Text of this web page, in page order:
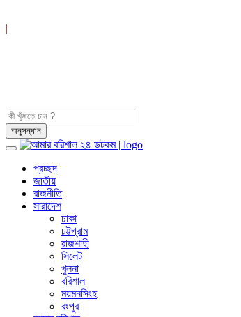
|
প্রচ্ছদ
জাতীয়
রাজনীতি
সারাদেশ
ঢাকা
চট্টগ্রাম
রাজশাহী
সিলেট
খুলনা
বরিশাল
ময়মনসিংহ
রংপুর